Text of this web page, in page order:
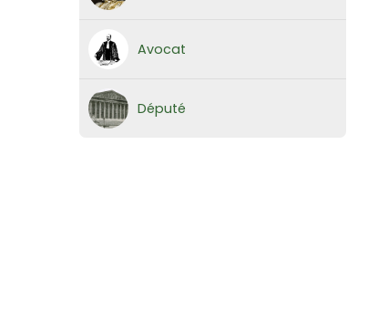
Avocat
Député